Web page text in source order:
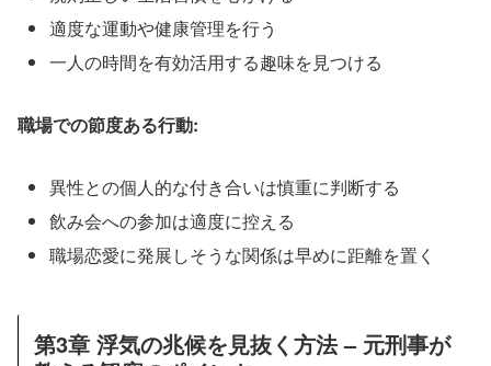
適度な運動や健康管理を行う
一人の時間を有効活用する趣味を見つける
職場での節度ある行動:
異性との個人的な付き合いは慎重に判断する
飲み会への参加は適度に控える
職場恋愛に発展しそうな関係は早めに距離を置く
第3章 浮気の兆候を見抜く方法 – 元刑事が